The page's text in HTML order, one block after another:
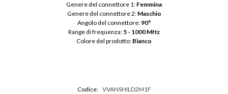
Genere del connettore 1: Femmina
Genere del connettore 2: Maschio
Angolo del connettore: 90°
Range di frequenza: 5 - 1000 MHz
Colore del prodotto: Bianco
Codice: VVANSHILD2M1F